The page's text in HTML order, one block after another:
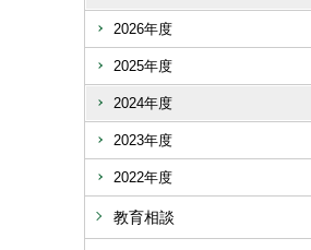
2026年度
2025年度
2024年度
2023年度
2022年度
教育相談